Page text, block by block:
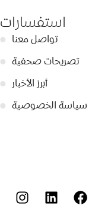
استفسارات
● تواصل معنا
● تصريحات صحفية
●
أبرز الأخبار
● سياسة الخصوصية